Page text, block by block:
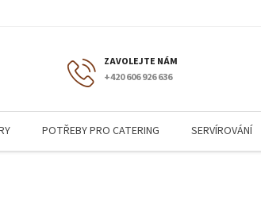
+420 606 926 636
POTŘEBY PRO CATERING SERVÍROVÁNÍ